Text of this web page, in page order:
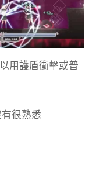
用護盾衝擊或普
很熟悉